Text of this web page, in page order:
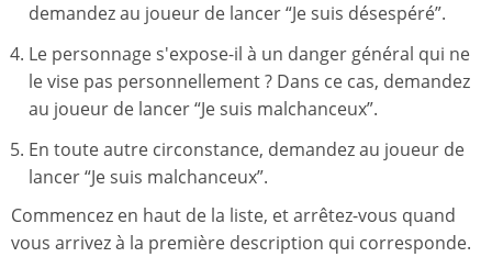
demandez au joueur de lancer “Je suis désespéré”.
Le personnage s'expose-il à un danger général qui ne
le vise pas personnellement ? Dans ce cas, demandez
au joueur de lancer “Je suis malchanceux”.
En toute autre circonstance, demandez au joueur de
lancer “Je suis malchanceux”.
Commencez en haut de la liste, et arrêtez-vous quand
vous arrivez à la première description qui corresponde.